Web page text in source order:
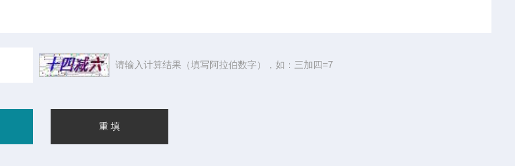
请输入计算结果（填写阿拉伯数字），如：三加四=7